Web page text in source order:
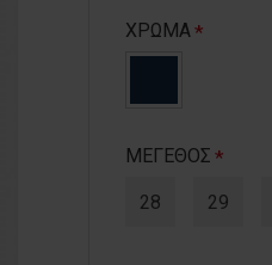
ΧΡΩΜΑ
ΜΕΓΕΘΟΣ
28 29